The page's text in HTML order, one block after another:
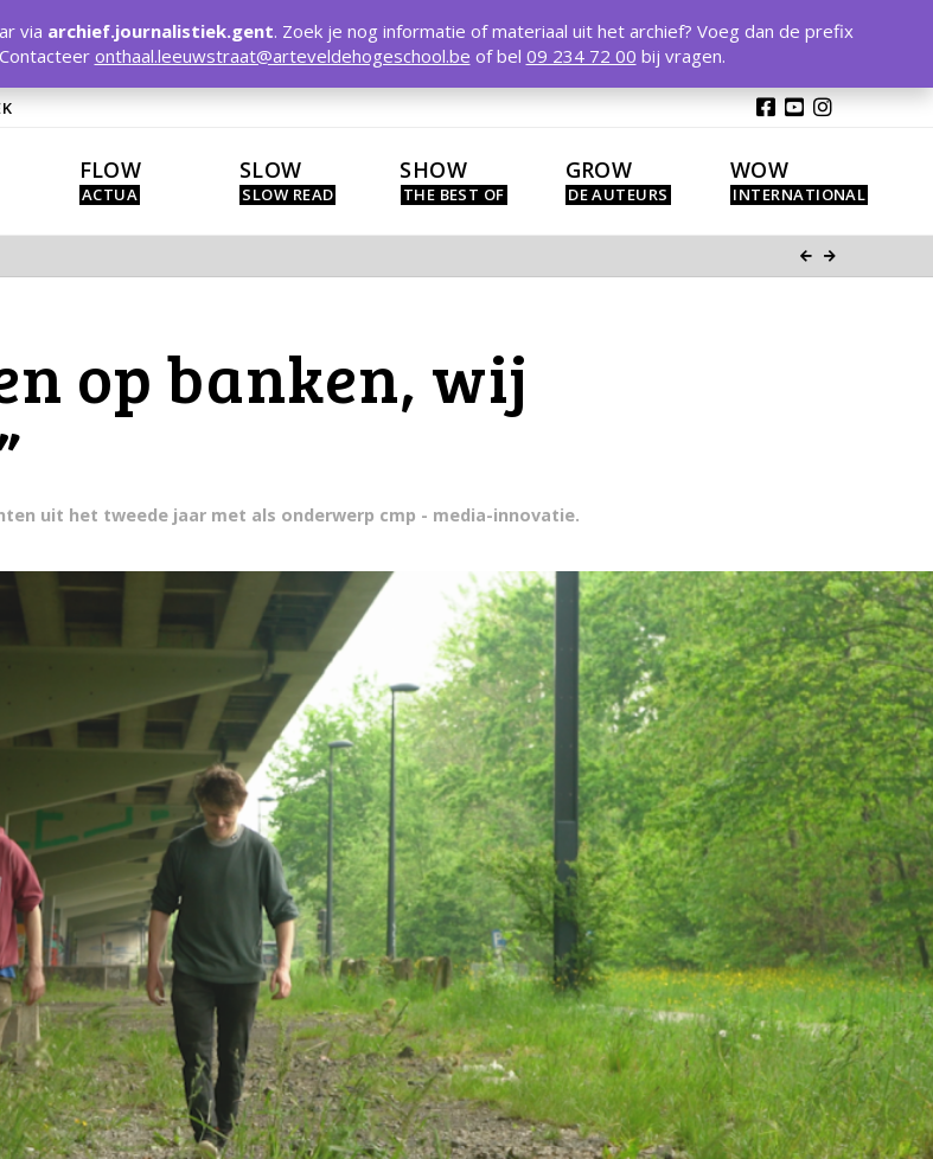
FLOW SLOW SHOW GROW WOW
op banken, wij
uit het tweede jaar met als onderwerp cmp - media-innovatie.
via archief.journalistiek.gent. Zoek je nog informatie of materiaal uit het archief? Voeg dan de prefix
onthaal.leeuwstraat@arteveldehogeschool.be of bel 09 234 72 00 bij vragen.